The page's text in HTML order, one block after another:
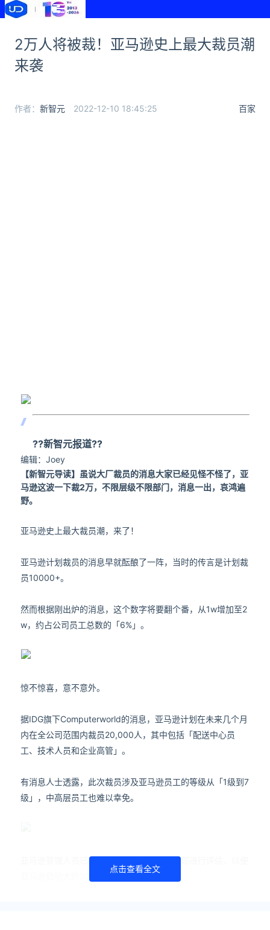
2万人将被裁！亚马逊史上最大裁员潮
来袭
百家
作者： 新智元 2022-12-10 18:45:25
??新智元报道??
编辑：Joey
【新智元导读】
虽说大厂裁员的消息大家已经见怪不怪了，亚
马逊这波一下裁2万，不限层级不限部门，消息一出，哀鸿遍
野。
亚马逊史上最大裁员潮，来了！
亚马逊计划裁员的消息早就酝酿了一阵，当时的传言是计划裁
员10000+。
然而根据刚出炉的消息，这个数字将要翻个番，从1w增加至2
w，约占公司员工总数的「6%」。
惊不惊喜，意不意外。
据IDG旗下Computerworld的消息，亚马逊计划在未来几个月
内在全公司范围内裁员20,000人，其中包括「配送中心员
工、技术人员和企业高管」。
有消息人士透露，此次裁员涉及亚马逊员工的等级从「1级到7
级」，中高层员工也难以幸免。
亚马逊管理人员已被告知要对员工的工作表现进行评估，以便
亚马逊启动大约20000人的裁员程序。
点击查看全文